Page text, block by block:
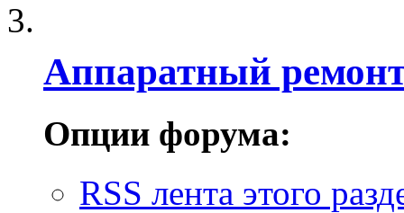
Аппаратный
Опции форума:
RSS лента этого